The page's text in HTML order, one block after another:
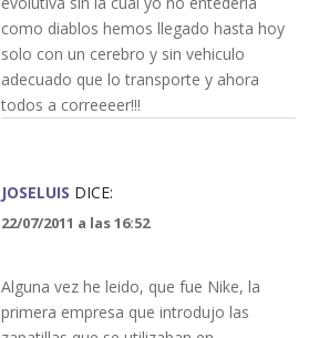
como diablos hemos llegado hasta hoy
solo con un cerebro y sin vehiculo
adecuado que lo transporte y ahora
todos a correeeer!!!
JOSELUIS DICE:
22/07/2011 a las 16:52
Alguna vez he leido, que fue Nike, la
primera empresa que introdujo las